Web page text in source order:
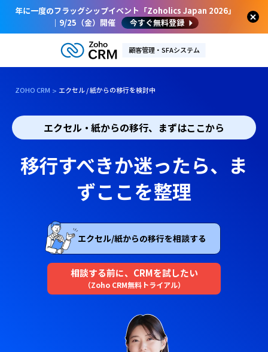
年に一度のフラッグシップイベント「Zoholics Japan 2026」
｜9/25（金）開催
今すぐ無料登録
顧客管理・SFAシステム
ZOHO CRM エクセル / 紙からの移行を検討中
エクセル・紙からの移行、まずはここから
移行すべきか迷ったら、ま
ずここを整理
エクセル/紙からの移行を相談する
相談する前に、CRMを試したい
（Zoho CRM無料トライアル）
無料トライアル